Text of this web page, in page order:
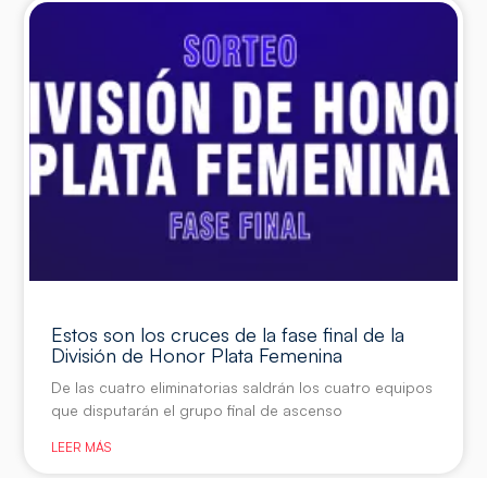
Estos son los cruces de la fase final de la
División de Honor Plata Femenina
De las cuatro eliminatorias saldrán los cuatro equipos
que disputarán el grupo final de ascenso
LEER MÁS